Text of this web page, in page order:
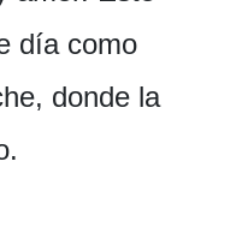
día como
donde la